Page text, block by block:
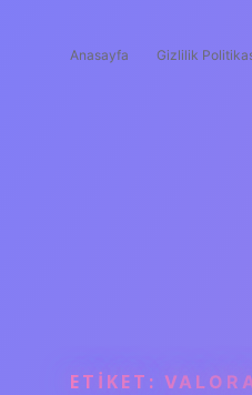
Anasayfa Gizlilik
ETIKET: